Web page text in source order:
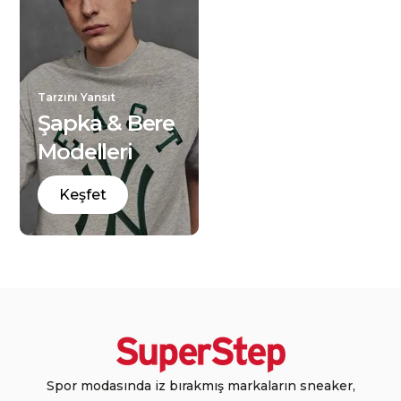
Tarzını Yansıt
Şapka & Bere
Modelleri
Keşfet
Spor modasında iz bırakmış markaların sneaker,